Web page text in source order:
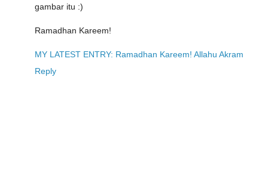
gambar itu :)
Ramadhan Kareem!
MY LATEST ENTRY: Ramadhan Kareem! Allahu Akram
Reply